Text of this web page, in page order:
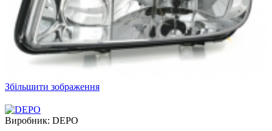
Збільшити зображення
Виробник: DEPO